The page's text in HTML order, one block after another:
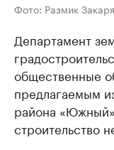
Фото: Размик
Департамент
общественные
предлагаемым
района
строительство